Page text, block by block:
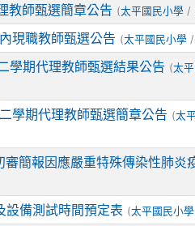
教師甄選簡章公告 (太平國民小學 /
現職教師甄選公告 (太平國民小學
學期代理教師甄選結果公告 (太
學期代理教師甄選簡章公告 (太
簡報因應嚴重特殊傳染性肺炎
設備測試時間預定表 (太平國民小學